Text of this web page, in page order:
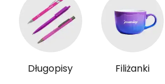
Długopisy Filiżanki